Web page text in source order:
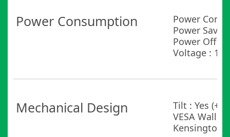
Power Consumption
Power
Power
Power Off
Voltage :
Mechanical Design
Tilt : Yes
VESA Wall
Kensington